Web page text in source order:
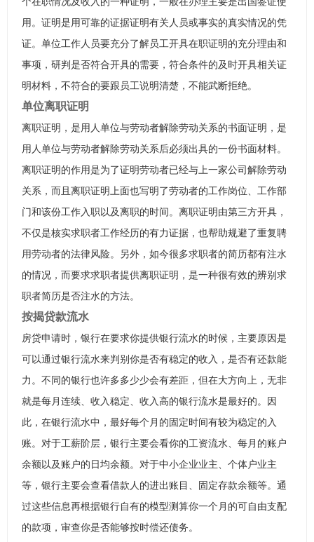
用。证明是用可靠的证据证明有关人员或事实的真实情况的凭
证。单位工作人员要充分了解员工开具在职证明的充分理由和
事项，研判是否符合开具的需要，符合条件的及时开具相关证
明材料，不符合的要跟员工说明清楚，不能武断拒绝。
单位离职证明
离职证明，是用人单位与劳动者解除劳动关系的书面证明，是
用人单位与劳动者解除劳动关系后必须出具的一份书面材料。
离职证明的作用是为了证明劳动者已经与上一家公司解除劳动
关系，而且离职证明上面也写明了劳动者的工作岗位、工作部
门和该份工作入职以及离职的时间。离职证明由第三方开具，
不仅是核实求职者工作经历的有力证据，也帮助规避了重复聘
用劳动者的法律风险。另外，如今很多求职者的简历都有注水
的情况，而要求求职者提供离职证明，是一种很有效的辨别求
职者简历是否注水的方法。
按揭贷款流水
房贷申请时，银行在要求你提供银行流水的时候，主要原因是
可以通过银行流水来判别你是否有稳定的收入，是否有还款能
力。不同的银行也许多多少少会有差距，但在大方向上，无非
就是每月连续、收入稳定、收入高的银行流水是最好的。因
此，在银行流水中，最好每个月的固定时间有较为稳定的入
账。对于工薪阶层，银行主要会看你的工资流水、每月的账户
余额以及账户的日均余额。对于中小企业业主、个体户业主
等，银行主要会查看借款人的进出账目、固定存款余额等。通
过这些信息再根据银行自有的模型测算你一个月的可自由支配
的款项，审查你是否能够按时偿还债务。